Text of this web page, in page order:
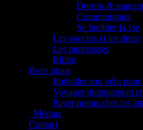
Dormir &
Communiquer
Se faciliter la vie
Les vaccins et les dents
Les paperasses
Biblio
Bons plans
Emballer son vélo pour
Voyager gratuitement
Payer moins cher les
_Médias
Contact